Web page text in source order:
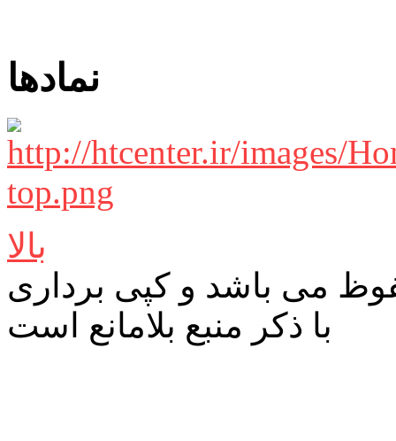
نمادها
بالا
می باشد و کپی برداری
با ذکر منبع بلامانع است